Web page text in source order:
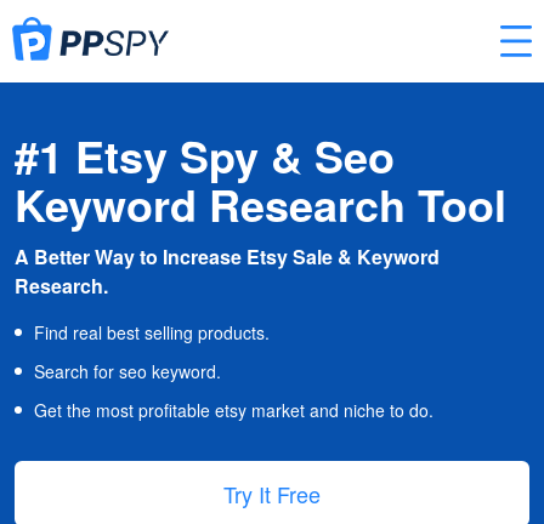
#1 Etsy Spy & Seo
Keyword Research Tool
A Better Way to Increase Etsy Sale & Keyword
Research.
Find real best selling products.
Search for seo keyword.
Get the most profitable etsy market and niche to do.
Try It Free